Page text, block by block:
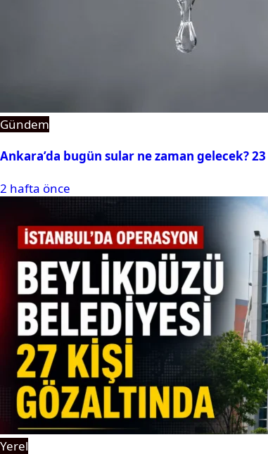
Gündem
Ankara’da bugün sular ne zaman gelecek?
2 hafta önce
Yerel